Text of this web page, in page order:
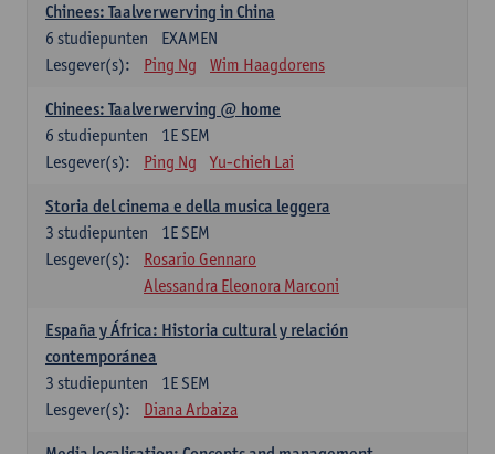
Chinees: Taalverwerving in China
EXAMEN
6 studiepunten
Lesgever(s):
Ping Ng Wim Haagdorens
Chinees: Taalverwerving @ home
1E SEM
6 studiepunten
Lesgever(s):
Ping Ng Yu-chieh Lai
Storia del cinema e della musica leggera
1E SEM
3 studiepunten
Lesgever(s):
Rosario Gennaro
Alessandra Eleonora Marconi
España y África: Historia cultural y relación
contemporánea
1E SEM
3 studiepunten
Lesgever(s):
Diana Arbaiza